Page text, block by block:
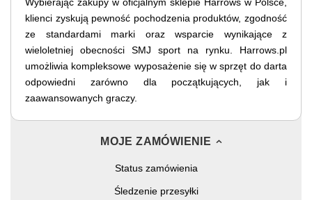
klienci zyskują pewność pochodzenia produktów, zgodność
ze standardami marki oraz wsparcie wynikające z
wieloletniej obecności SMJ sport na rynku. Harrows.pl
umożliwia kompleksowe wyposażenie się w sprzęt do darta
odpowiedni zarówno dla początkujących, jak i
zaawansowanych graczy.
MOJE ZAMÓWIENIE
Status zamówienia
Śledzenie przesyłki